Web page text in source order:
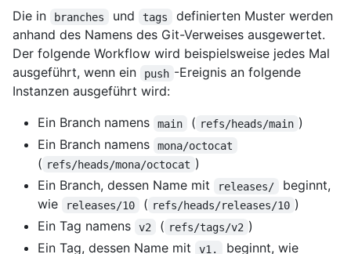
Die in branches und tags
definierten Muster werden
anhand des Namens des Git-Verweises ausgewertet.
Der folgende Workflow wird beispielsweise jedes Mal
ausgeführt, wenn ein
push -Ereignis an folgende
Instanzen ausgeführt wird:
Ein Branch namens
main ( refs/heads/main )
Ein Branch namens
mona/octocat
( refs/heads/mona/octocat )
Ein Branch, dessen Name mit
releases/
beginnt,
wie
releases/10 ( refs/heads/releases/10 )
Ein Tag namens
v2 ( refs/tags/v2 )
Ein Tag, dessen Name mit
v1. beginnt, wie